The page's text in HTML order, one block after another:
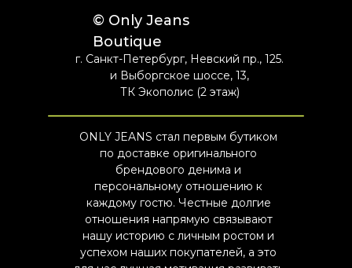
ONLY JEANS стал первым бутиком
по доставке оригинального
брендового денима и
персональному отношению к
каждому гостю. Честные долгие
отношения напрямую связывают
нашу историю с личным ростом и
успехом наших покупателей, а это
г. Санкт-Петербург, Невский пр., 125.
и Выборгское шоссе, 13,
ТК Экополис (2 этаж)
© Only Jeans
Boutique